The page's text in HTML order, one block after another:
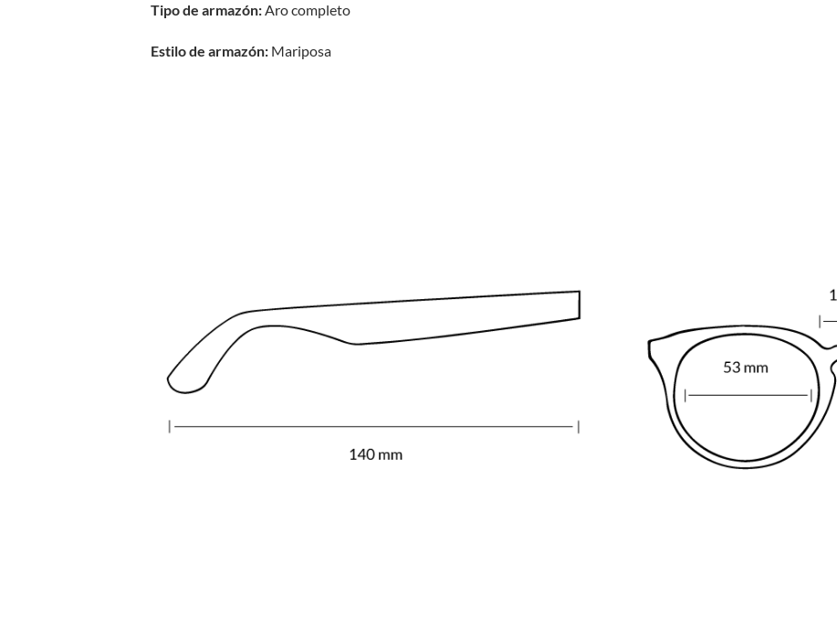
Tipo de armazón:Aro completo
Estilo de armazón: Mariposa